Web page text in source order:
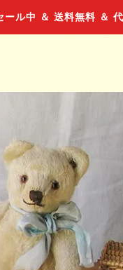
中 ＆ 送料無料 ＆ 代